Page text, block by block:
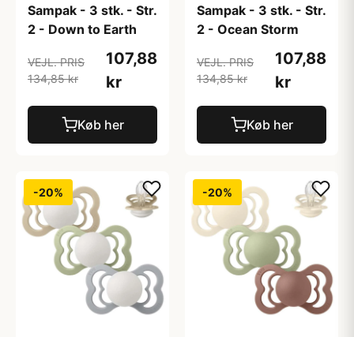
Sampak - 3 stk. - Str.
2 - Down to Earth
VEJL. PRIS
134,85 kr
107,88
kr
Køb her
Sampak - 3 stk. - Str.
2 - Ocean Storm
VEJL. PRIS
134,85 kr
107,88
kr
Køb her
-20% -20%